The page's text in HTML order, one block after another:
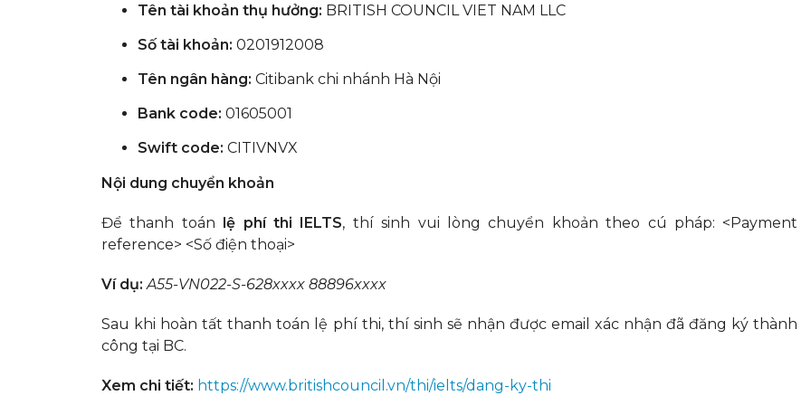
Tên tài khoản thụ hưởng: BRITISH COUNCIL VIET NAM LLC
Số tài khoản: 0201912008
Tên ngân hàng: Citibank chi nhánh Hà Nội
Bank code: 01605001
Swift code: CITIVNVX
Nội dung chuyển khoản
Để thanh toán lệ phí thi IELTS, thí sinh vui lòng chuyển khoản theo cú pháp: <Payment
reference> <Số điện thoại>
Ví dụ: A55-VN022-S-628xxxx 88896xxxx
Sau khi hoàn tất thanh toán lệ phí thi, thí sinh sẽ nhận được email xác nhận đã đăng ký thành
công tại BC.
Xem chi tiết: https://www.britishcouncil.vn/thi/ielts/dang-ky-thi